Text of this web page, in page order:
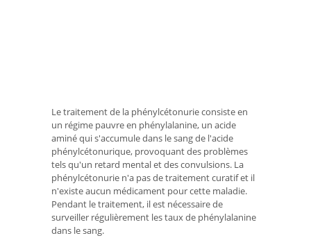
Le traitement de la phénylcétonurie consiste en
un régime pauvre en phénylalanine, un acide
aminé qui s'accumule dans le sang de l'acide
phénylcétonurique, provoquant des problèmes
tels qu'un retard mental et des convulsions. La
phénylcétonurie n'a pas de traitement curatif et il
n'existe aucun médicament pour cette maladie.
Pendant le traitement, il est nécessaire de
surveiller régulièrement les taux de phénylalanine
dans le sang.